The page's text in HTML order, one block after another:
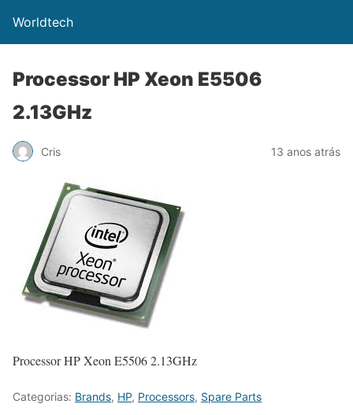
Worldtech
Processor HP Xeon E5506
2.13GHz
Cris 13 anos atrás
Processor HP Xeon E5506 2.13GHz
Categorias: Brands, HP, Processors, Spare Parts